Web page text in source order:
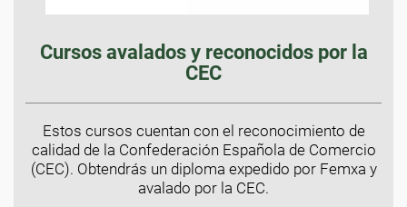
Cursos avalados y reconocidos por la
CEC
Estos cursos cuentan con el reconocimiento de
calidad de la Confederación Española de Comercio
(CEC). Obtendrás un diploma expedido por Femxa y
avalado por la CEC.